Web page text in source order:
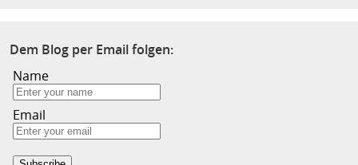
Dem Blog per Email folgen:
Name
Email